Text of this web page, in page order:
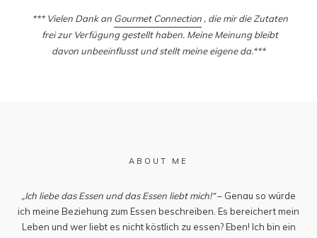
*** Vielen Dank an Gourmet Connection, die mir die Zutaten
frei zur Verfügung gestellt haben. Meine Meinung bleibt
davon unbeeinflusst und stellt meine eigene da.***
ABOUT ME
„Ich liebe das Essen und das Essen liebt mich!“– Genau so würde
ich meine Beziehung zum Essen beschreiben. Es bereichert mein
Leben und wer liebt es nicht köstlich zu essen? Eben! Ich bin ein